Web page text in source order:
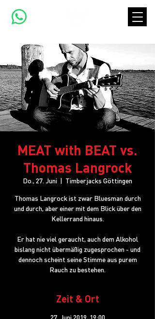
MEAT with BEAT vs.
Thomas Langrock
Do., 27. Juni
  |
Timberjacks Göttingen
Thomas Langrock ist zwar Bluesman durch
und durch, aber einer mit dem Blick über den
Kellerrand hinaus.
Er hat nie viel geraucht, auch dem Alkohol
bislang nicht übermäßig zugesprochen - und
dennoch scheint seine Stimme aus purem
Rauch zu bestehen.
Zeit & Ort
27. Juni 2019, 19:00